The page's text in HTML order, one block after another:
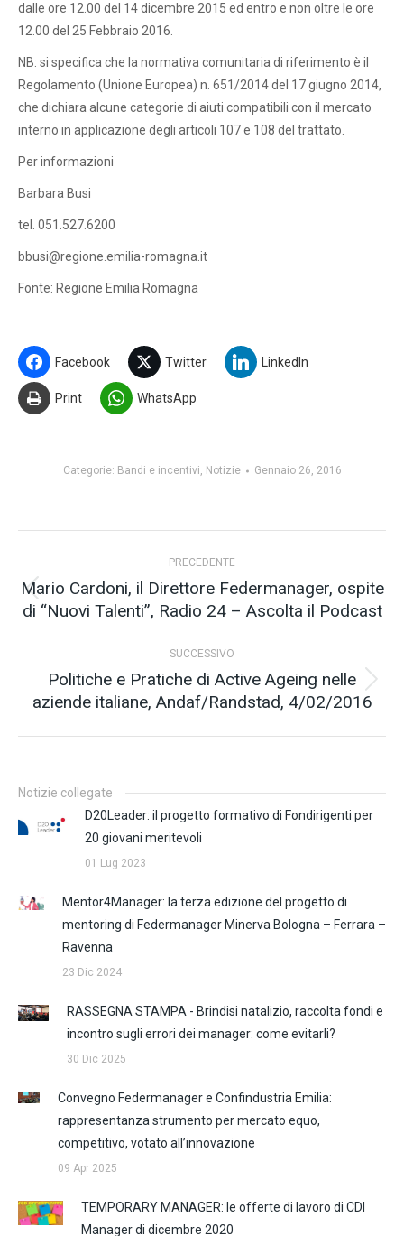
dalle ore 12.00 del 14 dicembre 2015 ed entro e non oltre le ore
12.00 del 25 Febbraio 2016.
NB: si specifica che la normativa comunitaria di riferimento è il
Regolamento (Unione Europea) n. 651/2014 del 17 giugno 2014,
che dichiara alcune categorie di aiuti compatibili con il mercato
interno in applicazione degli articoli 107 e 108 del trattato.
Per informazioni
Barbara Busi
tel. 051.527.6200
bbusi@regione.emilia-romagna.it
Fonte: Regione Emilia Romagna
Facebook Twitter LinkedIn
Print WhatsApp
Categorie: Bandi e incentivi, Notizie Gennaio 26, 2016
tra
i
post
PRECEDENTE
Post
precedente:
Mario Cardoni, il Direttore Federmanager, ospite
di “Nuovi Talenti”, Radio 24 – Ascolta il Podcast
SUCCESSIVO
Prossimo
post:
Politiche e Pratiche di Active Ageing nelle
aziende italiane, Andaf/Randstad, 4/02/2016
Notizie collegate
D20Leader: il progetto formativo di Fondirigenti per
20 giovani meritevoli
01 Lug 2023
Mentor4Manager: la terza edizione del progetto di
mentoring di Federmanager Minerva Bologna – Ferrara –
Ravenna
23 Dic 2024
RASSEGNA STAMPA - Brindisi natalizio, raccolta fondi e
incontro sugli errori dei manager: come evitarli?
30 Dic 2025
Convegno Federmanager e Confindustria Emilia:
rappresentanza strumento per mercato equo,
competitivo, votato all’innovazione
09 Apr 2025
TEMPORARY MANAGER: le offerte di lavoro di CDI
Manager di dicembre 2020